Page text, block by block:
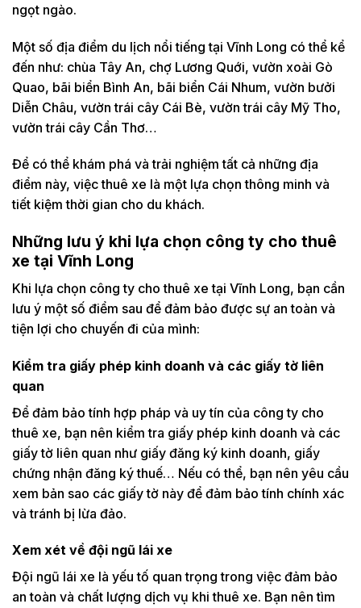
ngọt ngào.
Một số địa điểm du lịch nổi tiếng tại Vĩnh Long có thể kể
đến như: chùa Tây An, chợ Lương Quới, vườn xoài Gò
Quao, bãi biển Bình An, bãi biển Cái Nhum, vườn bưởi
Diễn Châu, vườn trái cây Cái Bè, vườn trái cây Mỹ Tho,
vườn trái cây Cần Thơ…
Để có thể khám phá và trải nghiệm tất cả những địa
điểm này, việc thuê xe là một lựa chọn thông minh và
tiết kiệm thời gian cho du khách.
Những lưu ý khi lựa chọn công ty cho thuê
xe tại Vĩnh Long
Khi lựa chọn công ty cho thuê xe tại Vĩnh Long, bạn cần
lưu ý một số điểm sau để đảm bảo được sự an toàn và
tiện lợi cho chuyến đi của mình:
Kiểm tra giấy phép kinh doanh và các giấy tờ liên
quan
Để đảm bảo tính hợp pháp và uy tín của công ty cho
thuê xe, bạn nên kiểm tra giấy phép kinh doanh và các
giấy tờ liên quan như giấy đăng ký kinh doanh, giấy
chứng nhận đăng ký thuế… Nếu có thể, bạn nên yêu cầu
xem bản sao các giấy tờ này để đảm bảo tính chính xác
và tránh bị lừa đảo.
Xem xét về đội ngũ lái xe
Đội ngũ lái xe là yếu tố quan trọng trong việc đảm bảo
an toàn và chất lượng dịch vụ khi thuê xe. Bạn nên tìm